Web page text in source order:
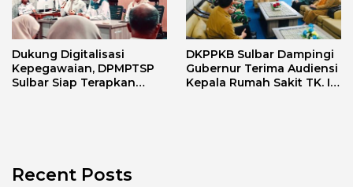
Dukung Digitalisasi
Kepegawaian, DPMPTSP
Sulbar Siap Terapkan
DKPPKB Sulbar Dampingi
Gubernur Terima Audiensi
Kepala Rumah Sakit TK. III
Recent Posts